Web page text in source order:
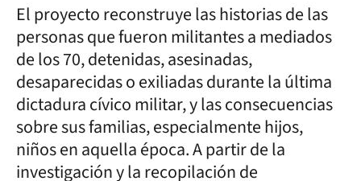
El proyecto reconstruye las historias de las
personas que fueron militantes a mediados
de los 70, detenidas, asesinadas,
desaparecidas o exiliadas durante la última
dictadura cívico militar, y las consecuencias
sobre sus familias, especialmente hijos,
niños en aquella época. A partir de la
investigación y la recopilación de